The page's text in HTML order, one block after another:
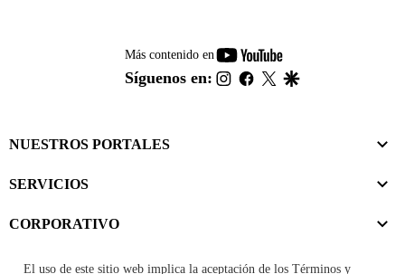
Más contenido en
youtube-
footer
Síguenos en: instagram
facebook
twitter
NUESTROS PORTALES
SERVICIOS
CORPORATIVO
El uso de este sitio web implica la aceptación de los Términos y